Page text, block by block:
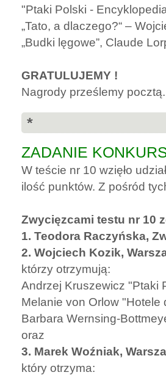
"Ptaki Polski -
„Tato, a dlaczego?“ –
„Budki lęgowe”, Claude
GRATULUJEMY !
Nagrody prześlemy pocztą.
*
ZADANIE
W teście nr 10 wzięło
ilość punktów. Z pośród
Zwycięzcami testu nr 10
1. Teodora Raczyńska,
2. Wojciech Kozik,
którzy otrzymują:
Andrzej Kruszewicz "Ptaki
Melanie von Orlow "Hotele
Barbara Wernsing-
oraz
3. Marek Woźniak,
który otrzyma: